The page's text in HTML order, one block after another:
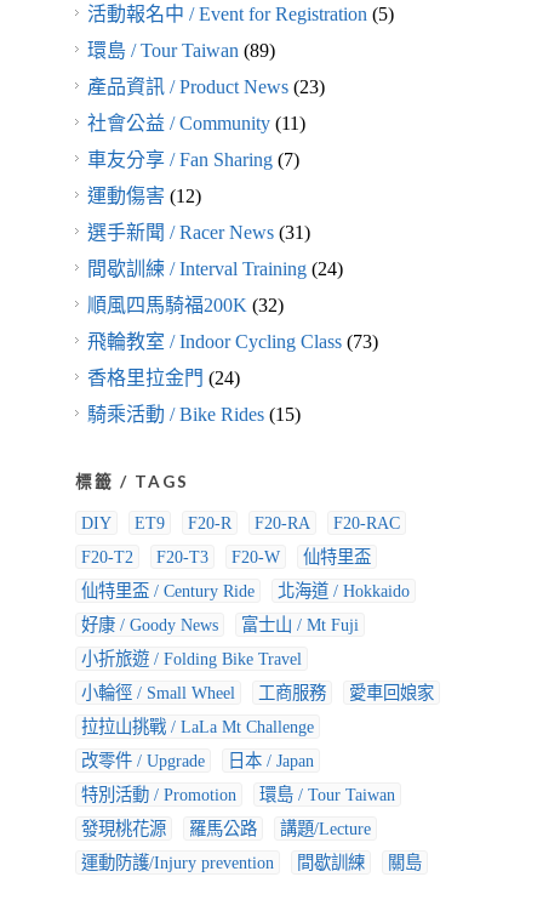
活動報名中 / Event for Registration (5)
環島 / Tour Taiwan (89)
產品資訊 / Product News(23)
社會公益 / Community(11)
車友分享 / Fan Sharing(7)
運動傷害(12)
選手新聞 / Racer News(31)
間歇訓練 / Interval Training(24)
順風四馬騎福200K (32)
飛輪教室 / Indoor Cycling Class(73)
香格里拉金門 (24)
騎乘活動 / Bike Rides(15)
標籤 / TAGS
DIY ET9 F20-R F20-RA
F20-RAC
F20-T2
F20-T3 F20-W
仙特里盃
仙特里盃 / Century Ride
北海道 / Hokkaido
好康 / Goody News
富士山 / Mt Fuji
小折旅遊 / Folding Bike Travel
小輪徑 / Small Wheel
工商服務
愛車回娘家
拉拉山挑戰 / LaLa Mt Challenge
改零件 / Upgrade
日本 / Japan
特別活動 / Promotion
環島 / Tour Taiwan
發現桃花源
羅馬公路
講題/Lecture
運動防護/Injury prevention
間歇訓練 關島